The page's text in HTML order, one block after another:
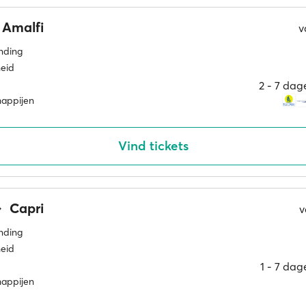
2 ‐ 7
Vind tickets
Capri
1 ‐ 7